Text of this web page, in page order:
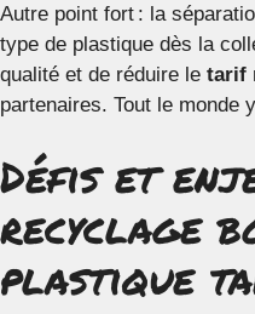
Autre point fort : la
type de plastique dès la
qualité et de réduire le tarif
partenaires. Tout le monde
Défis et
recyclage
plastique